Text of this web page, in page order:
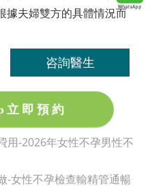
據夫婦雙方的具體情況而
咨詢醫生
即預約
用-2026年女性不孕男性不
-女性不孕檢查輸精管通暢